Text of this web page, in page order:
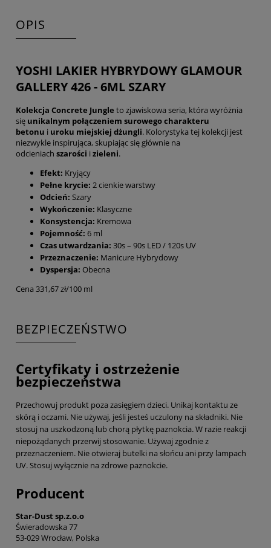
OPIS
YOSHI LAKIER HYBRYDOWY GLAMOUR
GALLERY 426 - 6ML SZARY
Kolekcja Concrete Jungle to zjawiskowa seria, która wyróżnia
się unikalnym połączeniem surowego charakteru
betonu i uroku miejskiej dżungli. Kolorystyka tej kolekcji jest
niezwykle inspirująca, skupiając się głównie na
odcieniach szarości i zieleni.
Efekt: Kryjący
Pełne krycie: 2 cienkie warstwy
Odcień: Szary
Wykończenie: Klasyczne
Konsystencja: Kremowa
Pojemność: 6 ml
Czas utwardzania: 30s – 90s LED / 120s UV
Przeznaczenie: Manicure Hybrydowy
Dyspersja: Obecna
Cena 331,67 zł/100 ml
BEZPIECZEŃSTWO
Certyfikaty i ostrzeżenie
bezpieczeństwa
Przechowuj produkt poza zasięgiem dzieci. Unikaj kontaktu ze
skórą i oczami. Nie używaj, jeśli jesteś uczulony na składniki. Nie
stosuj na uszkodzoną lub chorą płytkę paznokcia. W razie reakcji
niepożądanych przerwij stosowanie. Używaj zgodnie z
przeznaczeniem. Nie otwieraj butelki na słońcu ani przy lampach
UV. Stosuj wyłącznie na zdrowe paznokcie.
Producent
Star-Dust sp.z.o.o
Świeradowska 77
53-029 Wrocław, Polska